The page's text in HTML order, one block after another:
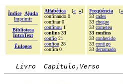
Índice
Ajuda
Imprimir
Biblioteca
IntraText
Èulogos
Alfabética [« »]
confinando 0
confinar 0
confinou 1
confins 33
confio 21
confiou 28
confira 0
Freqüência [«
33 cades
33 chegue
33 cometeu
33 confins
33 conhecido
33 contigo
33 derramado
Livro  Capítulo,Verso